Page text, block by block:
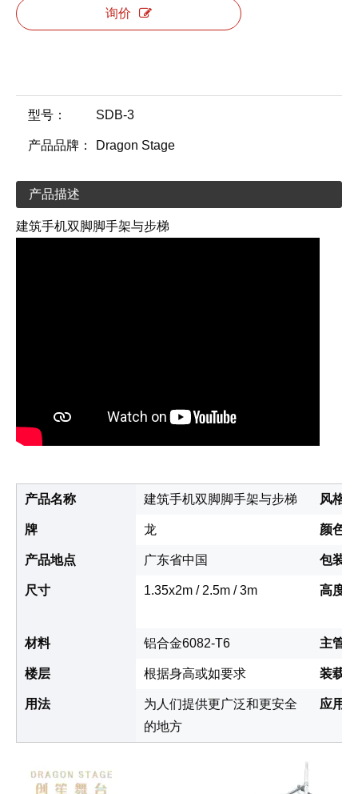
询价
型号： SDB-3
产品品牌： Dragon Stage
产品描述
建筑手机双脚脚手架与步梯
产品名称 建筑手机双脚脚手架与步梯 风格
牌 龙 颜色
产品地点 广东省中国 包装
尺寸 1.35x2m / 2.5m / 3m 高度
材料 铝合金6082-T6 主管
楼层 根据身高或如要求 装载
用法
为人们提供更广泛和更安全
的地方
应用